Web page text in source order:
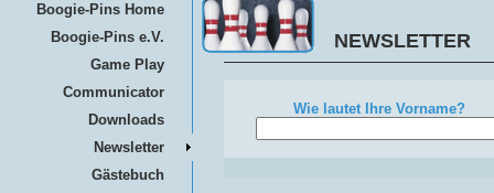
Boogie-Pins Home
Boogie-Pins e.V.
Game Play
Communicator
Downloads
Newsletter
Gästebuch
NEWSLETTER
Wie lautet Ihre Vorname?